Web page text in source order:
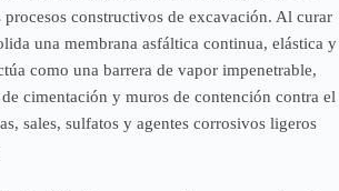
procesos constructivos de excavación. Al curar
una membrana asfáltica continua, elástica y
como una barrera de vapor impenetrable,
cimentación y muros de contención contra el
sales, sulfatos y agentes corrosivos ligeros